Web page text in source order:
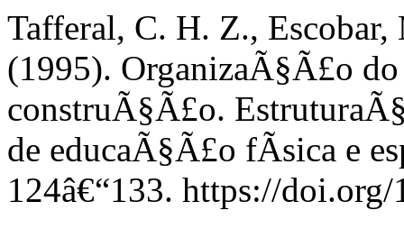
Tafferal, C. H. Z.,
(1995). OrganizaÃ§Ã£o
construÃ§Ã£o.
de educaÃ§Ã£o fÃ­sica e
124â€“133. https://